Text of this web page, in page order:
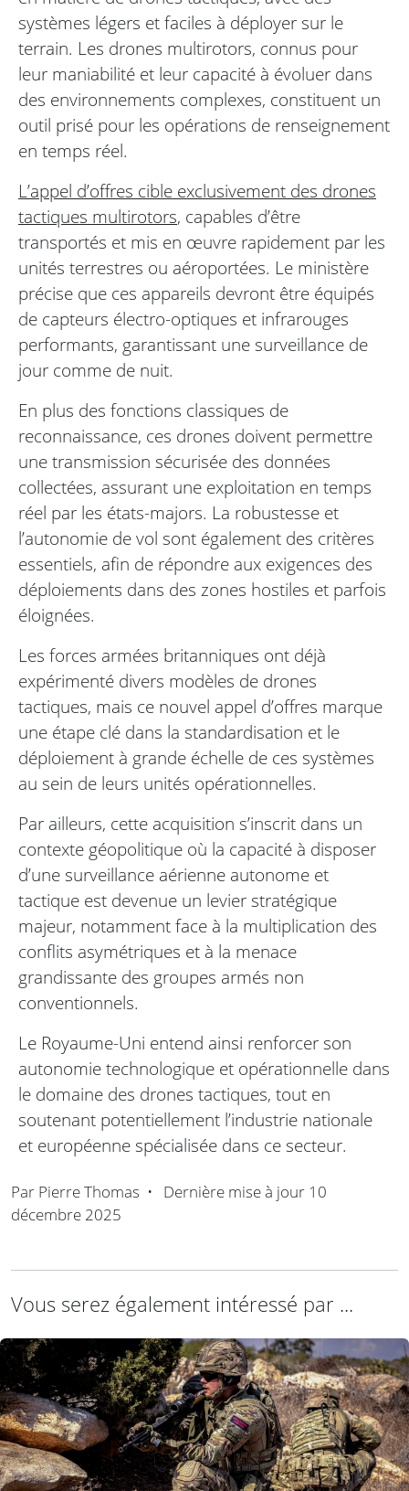
systèmes légers et faciles à déployer sur le
terrain. Les drones multirotors, connus pour
leur maniabilité et leur capacité à évoluer dans
des environnements complexes, constituent un
outil prisé pour les opérations de renseignement
en temps réel.
L’appel d’offres cible exclusivement des drones
tactiques multirotors, capables d’être
transportés et mis en œuvre rapidement par les
unités terrestres ou aéroportées. Le ministère
précise que ces appareils devront être équipés
de capteurs électro-optiques et infrarouges
performants, garantissant une surveillance de
jour comme de nuit.
En plus des fonctions classiques de
reconnaissance, ces drones doivent permettre
une transmission sécurisée des données
collectées, assurant une exploitation en temps
réel par les états-majors. La robustesse et
l’autonomie de vol sont également des critères
essentiels, afin de répondre aux exigences des
déploiements dans des zones hostiles et parfois
éloignées.
Les forces armées britanniques ont déjà
expérimenté divers modèles de drones
tactiques, mais ce nouvel appel d’offres marque
une étape clé dans la standardisation et le
déploiement à grande échelle de ces systèmes
au sein de leurs unités opérationnelles.
Par ailleurs, cette acquisition s’inscrit dans un
contexte géopolitique où la capacité à disposer
d’une surveillance aérienne autonome et
tactique est devenue un levier stratégique
majeur, notamment face à la multiplication des
conflits asymétriques et à la menace
grandissante des groupes armés non
conventionnels.
Le Royaume-Uni entend ainsi renforcer son
autonomie technologique et opérationnelle dans
le domaine des drones tactiques, tout en
soutenant potentiellement l’industrie nationale
et européenne spécialisée dans ce secteur.
Par Pierre Thomas • Dernière mise à jour 10
décembre 2025
Vous serez également intéressé par ...